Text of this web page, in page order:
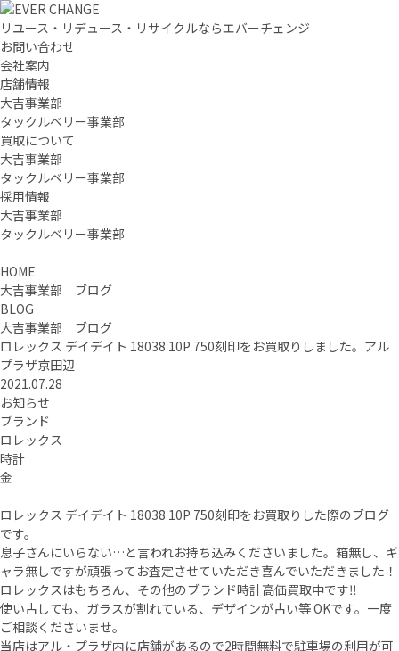
リユース・リデュース・リサイクルならエバーチェンジ
お問い合わせ
会社案内
店舗情報
大吉事業部
タックルベリー事業部
買取について
大吉事業部
タックルベリー事業部
採用情報
大吉事業部
タックルベリー事業部
HOME
大吉事業部 ブログ
BLOG
大吉事業部 ブログ
ロレックス デイデイト 18038 10P 750刻印をお買取りしました。アル
プラザ京田辺
2021.07.28
お知らせ
ブランド
ロレックス
時計
金
ロレックス デイデイト 18038 10P 750刻印をお買取りした際のブログ
です。
息子さんにいらない…と言われお持ち込みくださいました。箱無し、ギ
ャラ無しですが頑張ってお査定させていただき喜んでいただきました！
ロレックスはもちろん、その他のブランド時計高価買取中です‼
使い古しても、ガラスが割れている、デザインが古い等 OKです。一度
ご相談くださいませ。
当店はアル・プラザ内に店舗があるので2時間無料で駐車場の利用が可